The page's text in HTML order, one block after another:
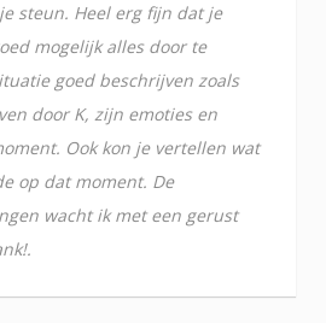
steun. Heel erg fijn dat je
mogelijk alles door te
goed beschrijven zoals
door K, zijn emoties en
Ook kon je vertellen wat
op dat moment. De
wacht ik met een gerust